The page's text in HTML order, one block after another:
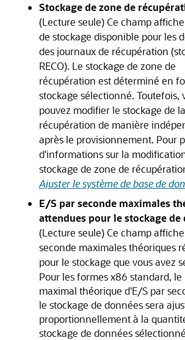
Stockage de zone de
(Lecture seule) Ce champ
de stockage disponible pour les
des journaux de récupération
RECO). Le stockage de zone de
récupération est déterminé en
stockage sélectionné. Toutefois,
pouvez modifier le stockage de
récupération de manière
après le provisionnement. Pour
d'informations sur la
stockage de zone de
Ajuster le système de base de
E/S par seconde maximales
attendues pour le stockage de
(Lecture seule) Ce champ
seconde maximales théoriques
pour le stockage que vous avez
Pour les formes x86 standard,
maximal théorique d'E/S par
le stockage de données sera
proportionnellement à la
stockage de données